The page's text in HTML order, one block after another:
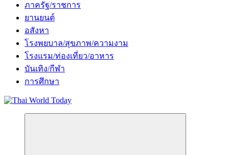
ภาครัฐ/ราชการ
ยานยนต์
อสังหา
โรงพยบาล/สุขภาพ/ความงาม
โรงแรม/ท่องเที่ยว/อาหาร
บันเทิง/กีฬา
การศึกษา